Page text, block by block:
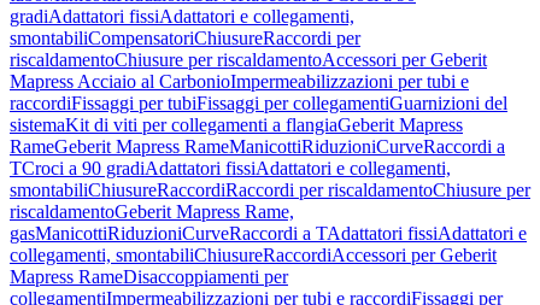
gradiAdattatori fissiAdattatori e collegamenti,
smontabiliCompensatoriChiusureRaccordi per
riscaldamentoChiusure per riscaldamentoAccessori per Geberit
Mapress Acciaio al CarbonioImpermeabilizzazioni per tubi e
raccordiFissaggi per tubiFissaggi per collegamentiGuarnizioni del
sistemaKit di viti per collegamenti a flangiaGeberit Mapress
RameGeberit Mapress RameManicottiRiduzioniCurveRaccordi a
TCroci a 90 gradiAdattatori fissiAdattatori e collegamenti,
smontabiliChiusureRaccordiRaccordi per riscaldamentoChiusure per
riscaldamentoGeberit Mapress Rame,
gasManicottiRiduzioniCurveRaccordi a TAdattatori fissiAdattatori e
collegamenti, smontabiliChiusureRaccordiAccessori per Geberit
Mapress RameDisaccoppiamenti per
collegamentiImpermeabilizzazioni per tubi e raccordiFissaggi per